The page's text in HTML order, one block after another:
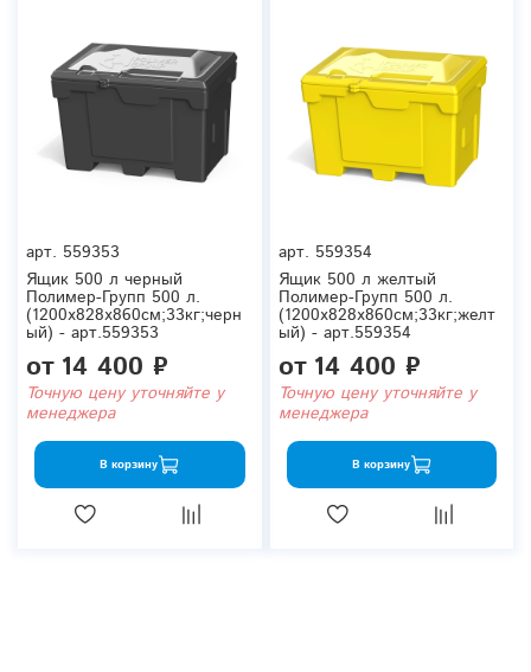
арт. 559353
Ящик 500 л черный
Полимер-Групп 500 л.
(1200x828x860см;33кг;черн
ый) - арт.559353
от 14 400 ₽
Точную цену уточняйте у
менеджера
В корзину
арт. 559354
Ящик 500 л желтый
Полимер-Групп 500 л.
(1200x828x860см;33кг;желт
ый) - арт.559354
от 14 400 ₽
Точную цену уточняйте у
менеджера
В корзину